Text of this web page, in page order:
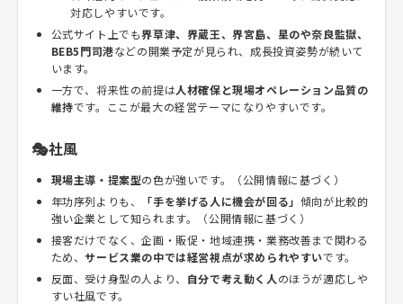
対応しやすいです。
公式サイト上でも界草津、界蔵王、界宮島、星のや奈良監獄、
BEB5門司港などの開業予定が見られ、成長投資姿勢が続いて
います。
一方で、将来性の前提は人材確保と現場オペレーション品質の
維持です。ここが最大の経営テーマになりやすいです。
🎭社風
現場主導・提案型の色が強いです。（公開情報に基づく）
年功序列よりも、
「手を挙げる人に機会が回る」 傾向が比較的
強い企業として知られます。（公開情報に基づく）
接客だけでなく、企画・販促・地域連携・業務改善まで関わる
ため、サービス業の中では経営視点が求められやすいです。
反面、受け身型の人より、 自分で考え動く人のほうが適応しや
すい社風です。